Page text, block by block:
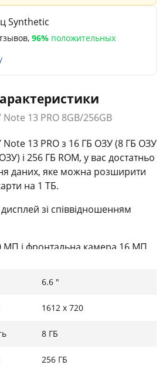
Synthetic
, 96% положительных
13 PRO 8GB/256GB
13 PRO з 16 ГБ ОЗУ (8 ГБ ОЗУ
і 256 ГБ ROM, у вас достатньо
даних, яке можна розширити
на 1 ТБ.
зі співвідношенням
і фронтальна камера 16 МП.
5160 мАг.
4G, NFC і GPS.
18 Вт і зворотної зарядки
6.6 "
1612 х 720
8 ГБ
256 ГБ